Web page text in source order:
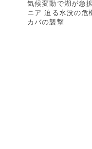
気候変動で湖が急
ニア 迫る水没の危
カバの襲撃